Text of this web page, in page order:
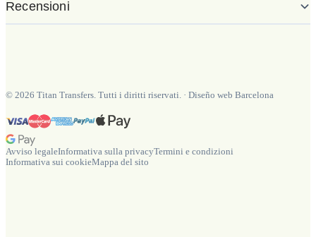
Recensioni
© 2026 Titan Transfers. Tutti i diritti riservati. · Diseño web Barcelona
Avviso legaleInformativa sulla privacyTermini e condizioni
Informativa sui cookieMappa del sito